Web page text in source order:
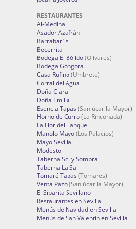
RESTAURANTES
Al-Medina
Asador Azafrán
Barrabar´s
Becerrita
Bodega El Bólido(Olivares)
Bodega Góngora
Casa Rufino(Umbrete)
Corral del Agua
Doña Clara
Doña Emilia
Esencia Tapas (Sanlúcar la Mayor)
Horno de Curro(La Rinconada)
La Flor del Tanque
Manolo Mayo(Los Palacios)
Mayo Sevilla
Modesto
Taberna Sol y Sombra
Taberna La Sal
Tomaré Tapas (Tomares)
Venta Pazo(Sanlúcar la Mayor)
El Sibarita Sevillano
Restaurantes en Sevilla
Menús de Navidad en Sevilla
Menús de San Valentín en Sevilla